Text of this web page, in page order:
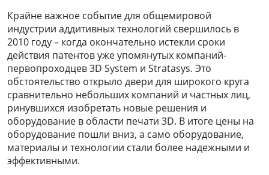
Крайне важное событие для общемировой
индустрии аддитивных технологий свершилось в
2010 году – когда окончательно истекли сроки
действия патентов уже упомянутых компаний-
первопроходцев 3D System и Stratasys. Это
обстоятельство открыло двери для широкого круга
сравнительно небольших компаний и частных лиц,
ринувшихся изобретать новые решения и
оборудование в области печати 3D. В итоге цены на
оборудование пошли вниз, а само оборудование,
материалы и технологии стали более надежными и
эффективными.